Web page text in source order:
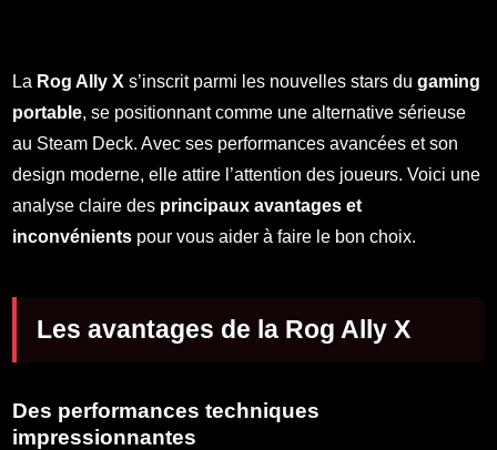
La Rog Ally X s’inscrit parmi les nouvelles stars dugaming
portable, se positionnant comme une alternative sérieuse
au Steam Deck. Avec ses performances avancées et son
design moderne, elle attire l’attention des joueurs. Voici une
analyse claire des principaux avantages et
inconvénients pour vous aider à faire le bon choix.
Les avantages de la Rog Ally X
Des performances techniques
impressionnantes